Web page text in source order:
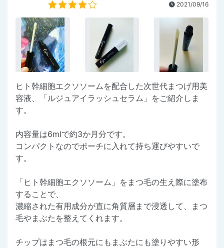
2021/09/16
ヒト幹細胞エクソソームを配合した次世代まつげ用美
容液、「ルジュアイラッシュセラム」をご紹介しま
す。
内容量は6mlで約3か月分です。
コンパクトなのでポーチに入れて持ち運びやすいで
す。
「ヒト幹細胞エクソソーム」をまつ毛の生え際に塗布
することで、
濃縮された有用成分が直に角質層まで浸透して、まつ
毛やまぶたを整えてくれます。
チップはまつ毛の根元にもまぶたにも塗りやすい形